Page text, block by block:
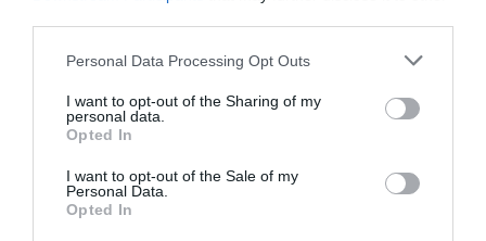
Please note that this website/app uses one or more Google
not limited to your visit or usage behaviour. You may click to
grant or deny consent to Google and its third-party tags to
use your data for below specified purposes in below Google
consent section.
Personal Data Processing Opt Outs
I want to opt-out of the Sharing of my
personal data.
Opted In
I want to opt-out of the Sale of my
Personal Data.
Opted In
Fogyasztható: kb. 45 perc múlva
Megosztás: Facebook Twitter Pinterest
Címkék: recept
Korábbi bejegyzések Következő bejegyzés